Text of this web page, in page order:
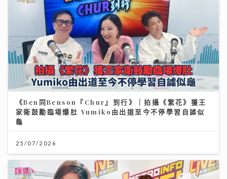
《Ben同Benson『Chur』到行》｜拍攝《繁花》獲王
家衛鼓勵臨場爆肚 Yumiko由出道至今不停學習自謔似
龜
25/07/2026